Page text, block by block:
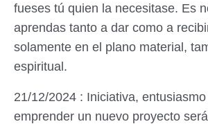
fueses tú quien la necesitase. Es
aprendas tanto a dar como a
solamente en el plano material,
espiritual.
21/12/2024 : Iniciativa,
emprender un nuevo proyecto